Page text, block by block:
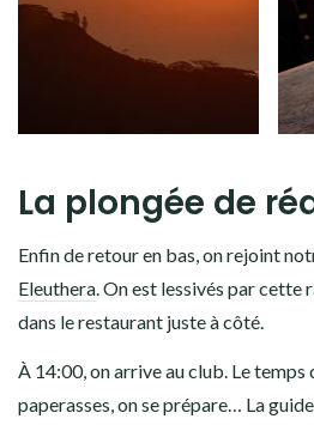
La plongée de
Enfin de retour en bas, on rejoint
Eleuthera. On est lessivés par cette
dans le restaurant juste à côté.
À 14:00, on arrive au club. Le temps
paperasses, on se prépare… La